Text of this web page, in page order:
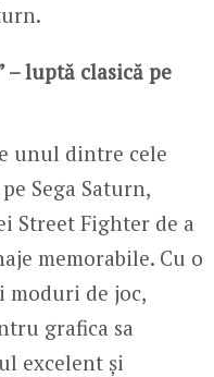
– luptă clasică pe
unul dintre cele
Sega Saturn,
Street Fighter de a
memorabile. Cu o
moduri de joc,
grafica sa
excelent și